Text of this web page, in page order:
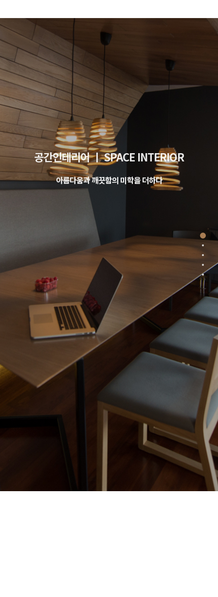
공간인테리어 ㅣ SPACE INTERIOR
아름다움과 깨끗함의 미학을 더하다
%20
%20
%20